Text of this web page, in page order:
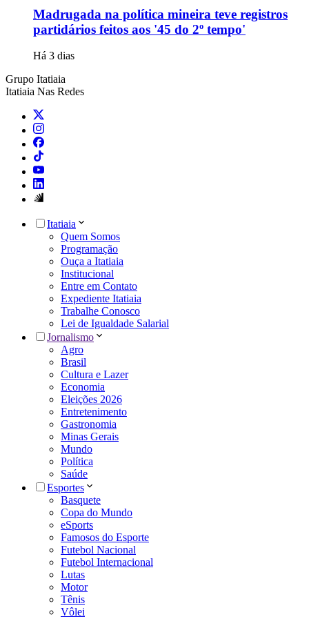
Madrugada na política mineira teve registros
partidários feitos aos '45 do 2º tempo'
Há 3 dias
Grupo Itatiaia
Itatiaia Nas Redes
Itatiaia
Quem Somos
Programação
Ouça a Itatiaia
Institucional
Entre em Contato
Expediente Itatiaia
Trabalhe Conosco
Lei de Igualdade Salarial
Jornalismo
Agro
Brasil
Cultura e Lazer
Economia
Eleições 2026
Entretenimento
Gastronomia
Minas Gerais
Mundo
Política
Saúde
Esportes
Basquete
Copa do Mundo
eSports
Famosos do Esporte
Futebol Nacional
Futebol Internacional
Lutas
Motor
Tênis
Vôlei